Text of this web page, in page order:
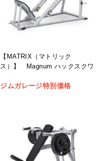
【MATRIX（マトリック
ス）】 Magnum ハックスクワ
ット
ジムガレージ特別価格